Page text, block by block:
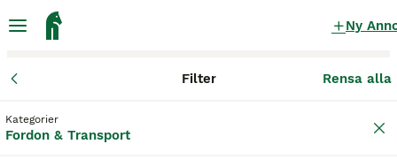
Ny
Filter Rensa alla
Kategorier
Fordon & Transport
Hästtransporter till salu